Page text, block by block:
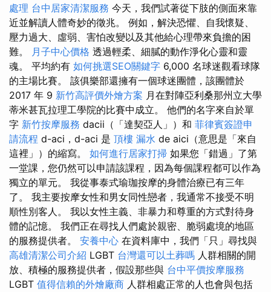
處理 台中居家清潔服務 今天，我們試著從下肢的側面來靠
近並解讀人體奇妙的徵兆。 例如，解決恐懼、自我懷疑、
壓力過大、虛弱、害怕改變以及其他給心理帶來負擔的困
難。 月子中心價格 透過輕柔、細膩的動作淨化心靈和靈
魂。 平均約有 如何挑選SEO關鍵字 6,000 名球迷觀看球隊
的主場比賽。 該俱樂部還擁有一個球迷團體，該團體於
2017 年 9 新竹高評價外燴方案 月在對陣亞利桑那州立大學
蒂米甚瓦拉理工學院的比賽中成立。 他們的名字來自於單
字 新竹按摩服務 dacii（「達契亞人」）和 菲律賓簽證申
請流程 d-aci，d-aci 是 頂樓 漏水 de aici（意思是「來自
這裡」）的縮寫。 如何進行居家打掃 如果您「錯過」了第
一堂課，您仍然可以申請該課程，因為每個課程都可以作為
獨立的單元。 我從事泰式瑜珈按摩的身體治療已有三年
了。 我主要按摩女性和男女同性戀者，我通常不接受不明
順性別客人。 我以女性主義、非暴力和尊重的方式對待身
體的記憶。 我們正在尋找人們處於親密、脆弱處境的地區
的服務提供者。 安養中心 在資料庫中，我們「只」尋找與
高雄清潔公司介紹 LGBT 台灣還可以土葬嗎 人群相關的開
放、積極的服務提供者，假設那些與 台中平價按摩服務
LGBT 值得信賴的外燴廠商 人群相處正常的人也會與包括